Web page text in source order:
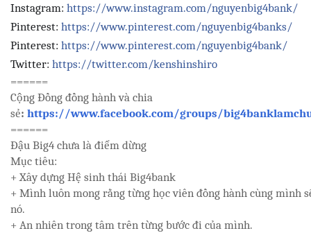
Instagram: https://www.instagram.com/nguyenbig4bank/
Pinterest: https://www.pinterest.com/nguyenbig4banks/
Pinterest: https://www.pinterest.com/nguyenbig4bank/
Twitter: https://twitter.com/kenshinshiro
======
Cộng Đồng đồng hành và chia
sẻ: https://www.facebook.com/groups/
======
Đậu Big4 chưa là điểm dừng
Mục tiêu:
+ Xây dựng Hệ sinh thái Big4bank
+ Mình luôn mong rằng từng học viên đồng hành cùng mình
nó.
+ An nhiên trong tâm trên từng bước đi của mình.